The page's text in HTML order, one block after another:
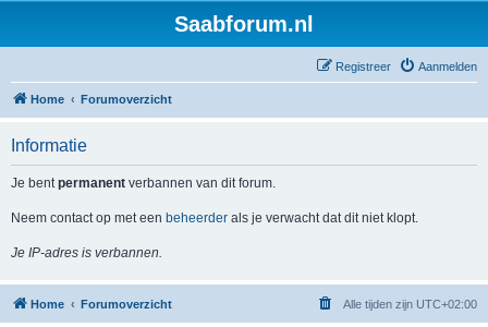
Saabforum.nl
Aanmelden
Registreer
Home Forumoverzicht
Informatie
Je bentpermanent verbannen van dit forum.
Neem contact op met een beheerder als je verwacht dat dit niet klopt.
Je IP-adres is verbannen.
Home Forumoverzicht Alle tijden zijn UTC+02:00